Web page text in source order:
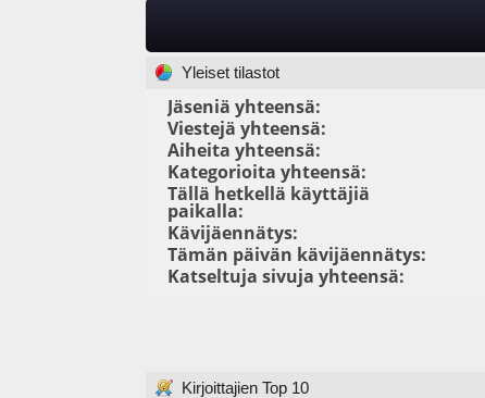
Yleiset tilastot
Jäseniä yhteensä:
Viestejä yhteensä:
Aiheita yhteensä:
Kategorioita yhteensä:
Tällä hetkellä käyttäjiä
paikalla:
Kävijäennätys:
Tämän päivän kävijäennätys:
Katseltuja sivuja yhteensä:
Kirjoittajien Top 10